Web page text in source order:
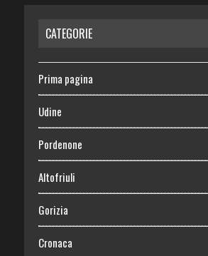
CATEGORIE
Prima pagina
Udine
Pordenone
Altofriuli
Gorizia
Cronaca